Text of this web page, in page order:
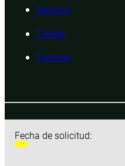
Seguros
Tienda
Turismo
Fecha de solicitud: